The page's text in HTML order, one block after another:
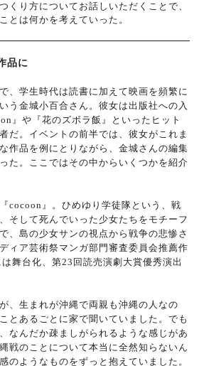
くり方についてお話しいただくことで、
とは何かを考えていった。
品に
、学生時代は読書に加えて映画を頻繁に
う金城小百合さん。彼女は出版社への入
』や『花のズボラ飯』といったヒット
だ。イベントの前半では、彼女がこれま
作品を例にとりながら、金城さんの編集
た。ここではその中からいくつかを紹介
cocoon』。ひめゆり学徒隊という、戦
そして死んでいった少女たちをモチーフ
、島の少女サンの視点から戦争の悲惨さ
ィア芸術祭マンガ部門審査委員会推薦作
舞台化、第23回読売演劇大賞優秀演出
、生まれが沖縄で両親も沖縄の人なの
とあるごとに家で聞いていました。でも
なんだか疎ましがられるような感じがあ
戦のことについて本当に全然知らないん
のようなものをずっと抱えていました。